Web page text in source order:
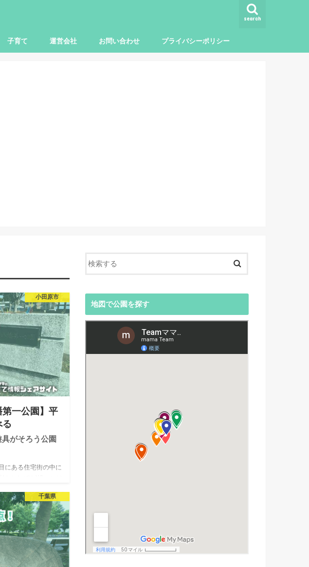
search
子育て 運営会社 お問い合わせ プライバシーポリシー
小田原市
一公園】平
る
がそろう公園
にある住宅街の中に
に入ると大きな広場
千葉県
地図で公園を探す